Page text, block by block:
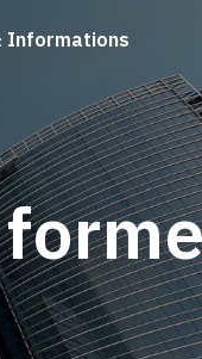
Informations